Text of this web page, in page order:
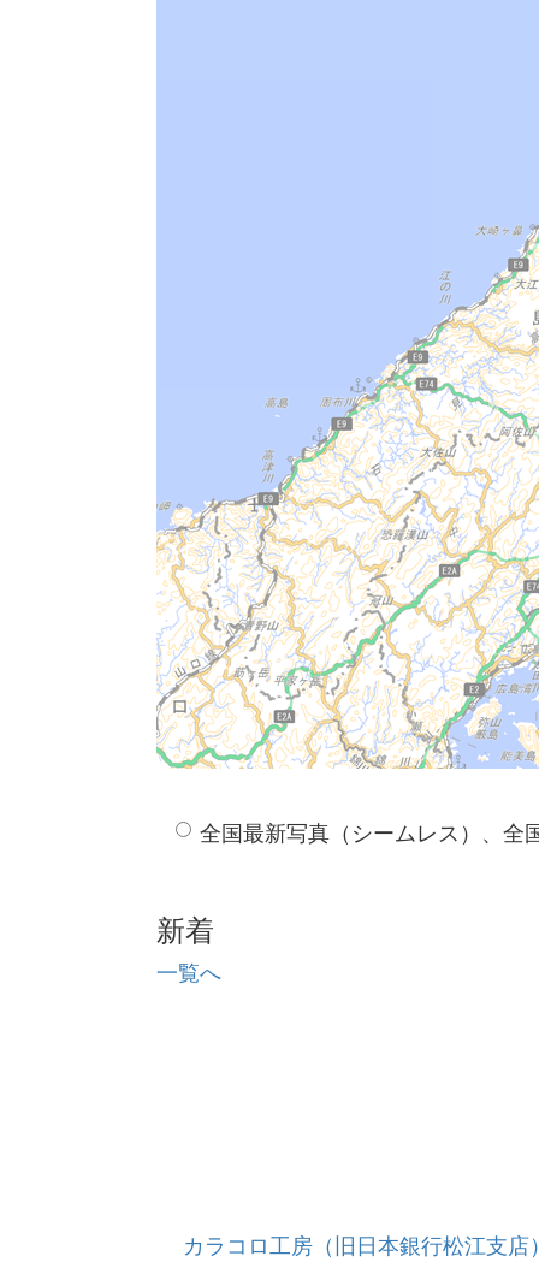
全国最新写真（シームレス）、全
新着
一覧へ
カラコロ工房（旧日本銀行松江支店